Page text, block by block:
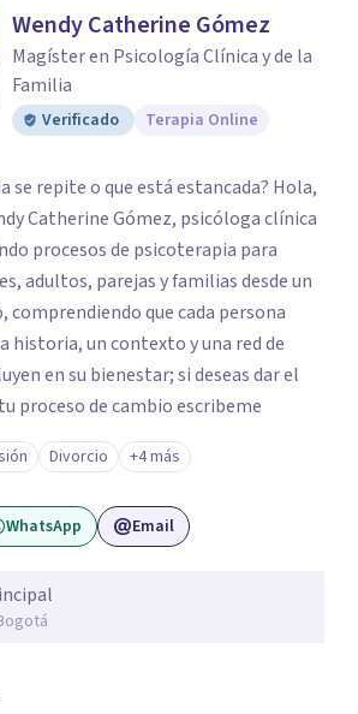
Wendy Catherine Gómez
Magíster en Psicología Clínica y de la
Familia
Verificado Terapia Online
se repite o que está estancada? Hola,
Catherine Gómez, psicóloga clínica
procesos de psicoterapia para
adultos, parejas y familias desde un
comprendiendo que cada persona
historia, un contexto y una red de
en su bienestar; si deseas dar el
proceso de cambio escribeme
Divorcio +4 más
WhatsApp Email